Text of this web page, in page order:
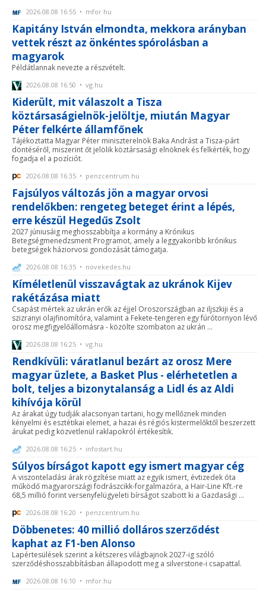
2026.08.08 16:55 • mfor.hu
Kapitány István elmondta, mekkora arányban
vettek részt az önkéntes spórolásban a
magyarok
Példátlannak nevezte a részvételt.
2026.08.08 16:50 • vg.hu
Kiderült, mit válaszolt a Tisza
köztársaságielnök-jelöltje, miután Magyar
Péter felkérte államfőnek
Tájékoztatta Magyar Péter miniszterelnök Baka Andrást a Tisza-párt
döntéséről, miszerint őt jelölik köztársasági elnöknek és felkérték, hogy
fogadja el a pozíciót.
2026.08.08 16:35 • penzcentrum.hu
Fajsúlyos változás jön a magyar orvosi
rendelőkben: rengeteg beteget érint a lépés,
erre készül Hegedűs Zsolt
2027 júniusáig meghosszabbítja a kormány a Krónikus
Betegségmenedzsment Programot, amely a leggyakoribb krónikus
betegségek háziorvosi gondozását támogatja.
2026.08.08 16:35 • novekedes.hu
Kíméletlenül visszavágtak az ukránok Kijev
rakétázása miatt
Csapást mértek az ukrán erők az éjjel Oroszországban az iljszkiji és a
szizranyi olajfinomítóra, valamint a Fekete-tengeren egy fúrótornyon lévő
orosz megfigyelőállomásra - közölte szombaton az ukrán ...
2026.08.08 16:25 • vg.hu
Rendkívüli: váratlanul bezárt az orosz Mere
magyar üzlete, a Basket Plus - elérhetetlen a
bolt, teljes a bizonytalanság a Lidl és az Aldi
kihívója körül
Az árakat úgy tudják alacsonyan tartani, hogy mellőznek minden
kényelmi és esztétikai elemet, a hazai és régiós kistermelőktől beszerzett
árukat pedig közvetlenül raklapokról értékesítik.
2026.08.08 16:25 • infostart.hu
Súlyos bírságot kapott egy ismert magyar cég
A viszonteladási árak rögzítése miatt az egyik ismert, évtizedek óta
működő magyarországi fodrászcikk-forgalmazóra, a Hair-Line Kft.-re
68,5 millió forint versenyfelügyeleti bírságot szabott ki a Gazdasági ...
2026.08.08 16:20 • penzcentrum.hu
Döbbenetes: 40 millió dolláros szerződést
kaphat az F1-ben Alonso
Lapértesülések szerint a kétszeres világbajnok 2027-ig szóló
szerződéshosszabbításban állapodott meg a silverstone-i csapattal.
2026.08.08 16:10 • mfor.hu